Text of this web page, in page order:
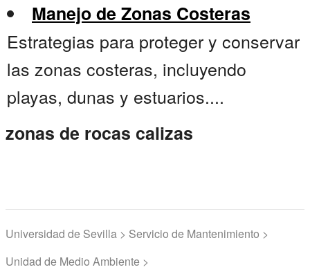
Manejo de Zonas Costeras
Estrategias para proteger y conservar
las zonas costeras, incluyendo
playas, dunas y estuarios....
zonas de rocas calizas
Universidad de Sevilla > Servicio de Mantenimiento >
Unidad de Medio Ambiente >